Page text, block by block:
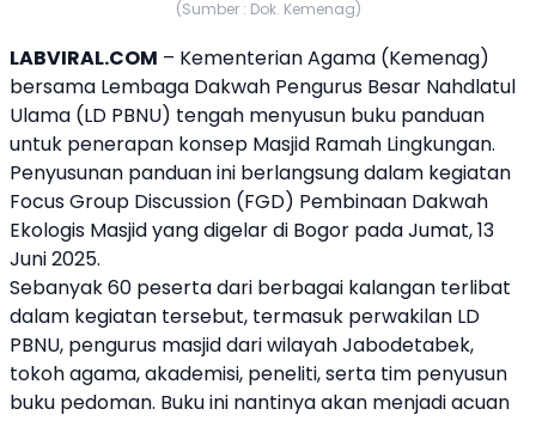
(Sumber : Dok. Kemenag)
LABVIRAL.COM – Kementerian Agama (Kemenag)
bersama Lembaga Dakwah Pengurus Besar Nahdlatul
Ulama (LD PBNU) tengah menyusun buku panduan
untuk penerapan konsep Masjid Ramah Lingkungan.
Penyusunan panduan ini berlangsung dalam kegiatan
Focus Group Discussion (FGD) Pembinaan Dakwah
Ekologis Masjid yang digelar di Bogor pada Jumat, 13
Juni 2025.
Sebanyak 60 peserta dari berbagai kalangan terlibat
dalam kegiatan tersebut, termasuk perwakilan LD
PBNU, pengurus masjid dari wilayah Jabodetabek,
tokoh agama, akademisi, peneliti, serta tim penyusun
buku pedoman. Buku ini nantinya akan menjadi acuan